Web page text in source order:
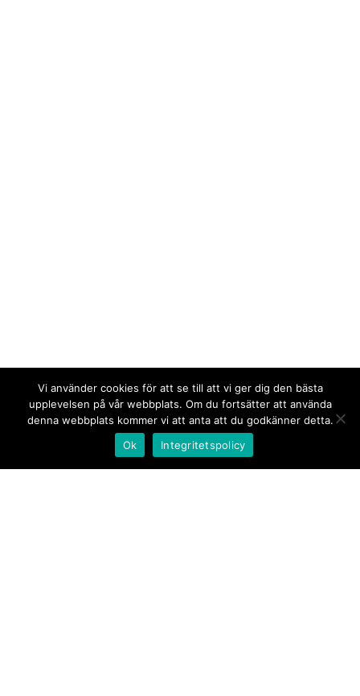
Vi använder cookies för att se till att vi ger dig den bästa
upplevelsen på vår webbplats. Om du fortsätter att använda
denna webbplats kommer vi att anta att du godkänner detta.
Ok
Integritetspolicy